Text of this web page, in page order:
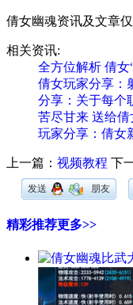
倩女幽魂资讯及文章
相关资讯:
全方位解析 倩女
倩女玩家分享：
分享：关于每个
苦尽甘来 送给
玩家分享：倩女
上一篇： 视频教程 下
朋友
发送
精彩推荐更多>>